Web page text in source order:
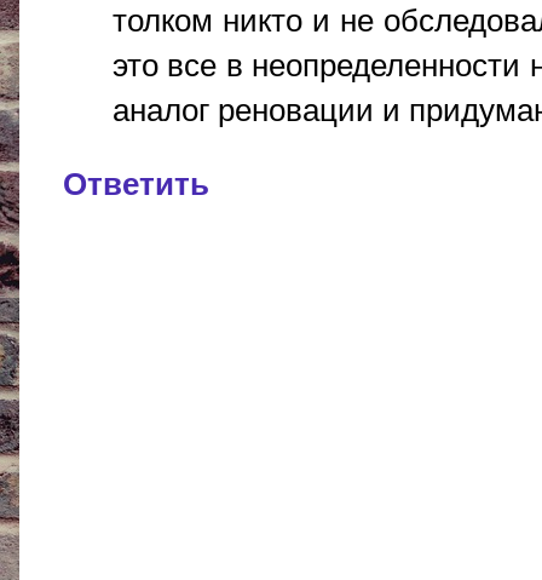
толком никто и не
это все в
аналог реновации и
Ответить